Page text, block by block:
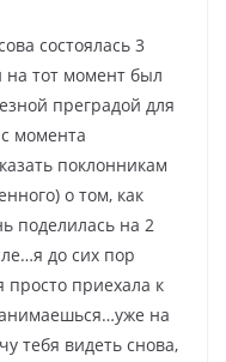
состоялась 3
тот момент был
преградой для
момента
поклонникам
о том, как
поделилась на 2
до сих пор
просто приехала к
на
тебя видеть снова,